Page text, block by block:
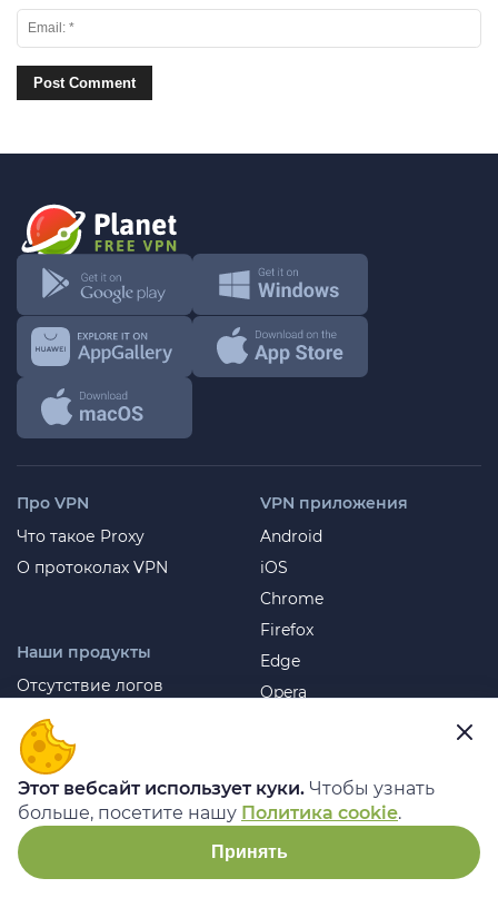
Про VPN
Что такое Proxy
О протоколах VPN
Наши продукты
Отсутствие логов
Наша сеть VPN
VPN-бот для Telegram
VPN приложения
Android
iOS
Chrome
Firefox
Edge
Opera
Mac
Про нас
Инструменты
Проверка на утечку DNS
Этот вебсайт использует куки. Чтобы узнать
больше, посетите нашу Политика cookie.
Принять